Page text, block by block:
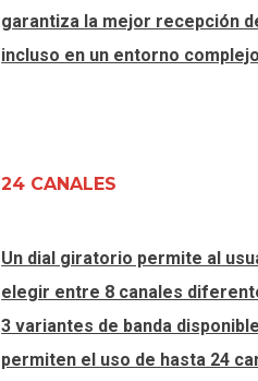
garantiza la mejor recepción
incluso en un entorno
24 CANALES
Un dial giratorio permite al
elegir entre 8 canales
3 variantes de banda
permiten el uso de hasta 24